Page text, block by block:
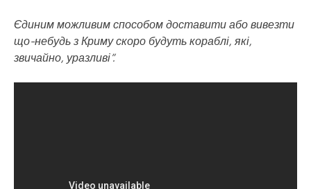
Єдиним можливим способом доставити або вивезти
що-небудь з Криму скоро будуть кораблі, які,
звичайно, уразливі”.